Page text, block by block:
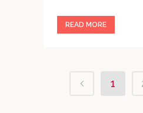
READ MORE
1